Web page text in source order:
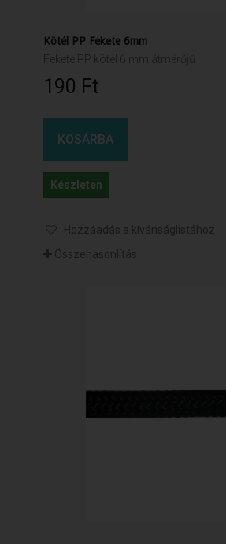
Kötél PP Fekete 6mm
Fekete PP kötél 6 mm átmérőjű
190 Ft‎
KOSÁRBA
Készleten
Hozzáadás a kívánságlistához
Összehasonlítás